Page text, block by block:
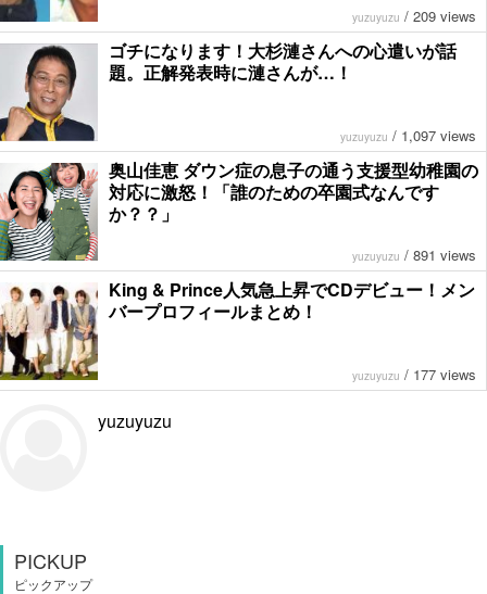
yuzuyuzu / 209 views
ゴチになります！大杉漣さんへの心遣いが話
題。正解発表時に漣さんが…！
yuzuyuzu / 1,097 views
奥山佳恵 ダウン症の息子の通う支援型幼稚園の
対応に激怒！「誰のための卒園式なんです
か？？」
yuzuyuzu / 891 views
King & Prince人気急上昇でCDデビュー！メン
バープロフィールまとめ！
yuzuyuzu / 177 views
yuzuyuzu
PICKUP
ピックアップ